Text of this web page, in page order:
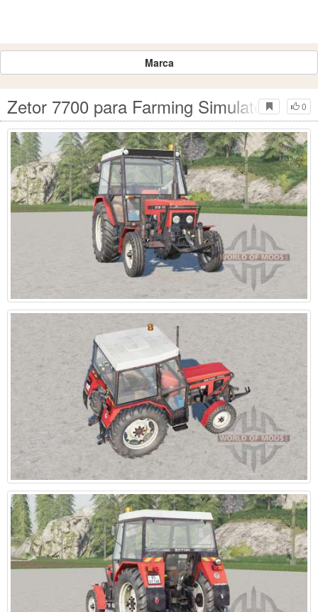
Marca
0
Zetor 7700 para Farming Simulator 2017